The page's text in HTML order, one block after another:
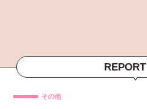
REPORT
その他